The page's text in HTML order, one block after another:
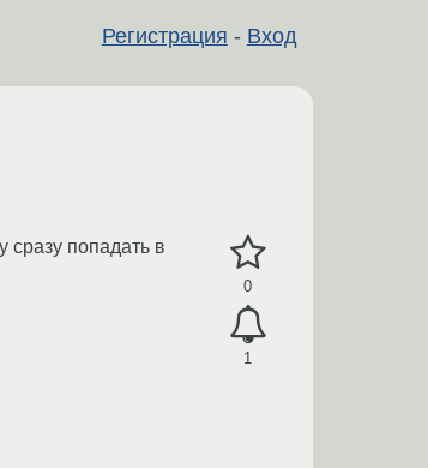
Регистрация - Вход
0
1
сразу попадать в